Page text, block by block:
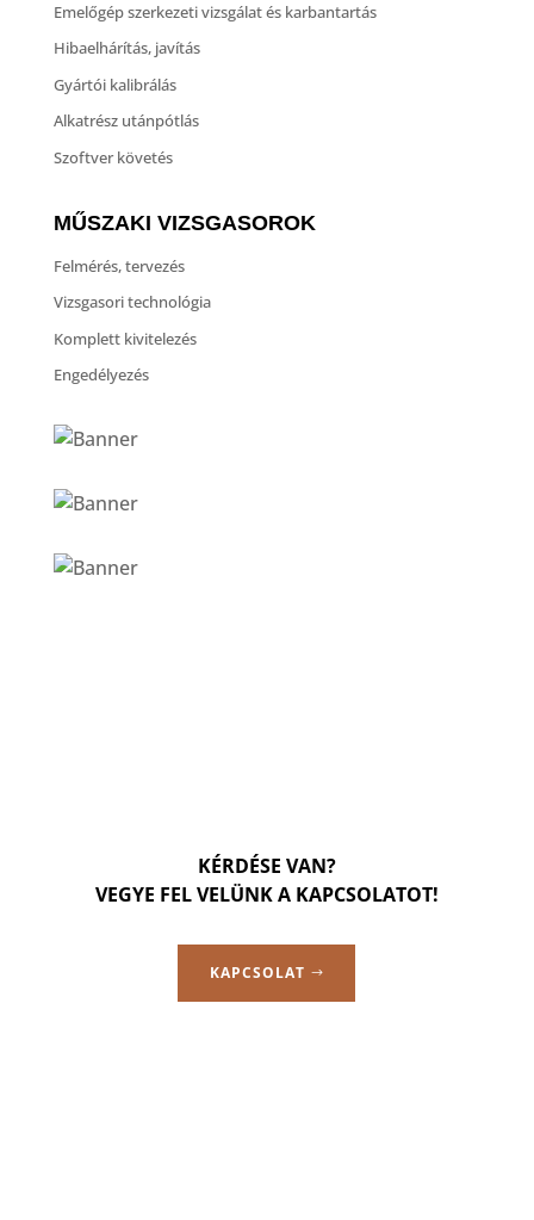
Emelőgép szerkezeti vizsgálat és karbantartás
Hibaelhárítás, javítás
Gyártói kalibrálás
Alkatrész utánpótlás
Szoftver követés
MŰSZAKI VIZSGASOROK
Felmérés, tervezés
Vizsgasori technológia
Komplett kivitelezés
Engedélyezés
KÉRDÉSE VAN?
VEGYE FEL VELÜNK A KAPCSOLATOT!
KAPCSOLAT